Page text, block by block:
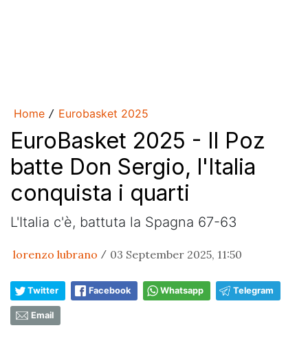
Home / Eurobasket 2025
EuroBasket 2025 - Il Poz
batte Don Sergio, l'Italia
conquista i quarti
L'Italia c'è, battuta la Spagna 67-63
lorenzo lubrano / 03 September 2025, 11:50
Twitter Facebook Whatsapp Telegram
Email